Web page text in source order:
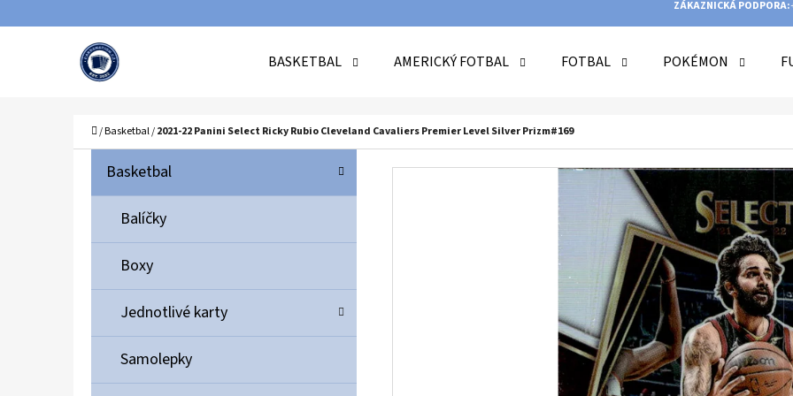
ZÁKAZNICKÁ PODPORA:
BASKETBAL AMERICKÝ FOTBAL FOTBAL POKÉMON
Domů
/Basketbal/2021-22 Panini Select Ricky Rubio Cleveland Cavaliers Premier Level Silver Prizm#169
Přeskočit
kategorie
K
T
G
R
E
Basketbal
Balíčky
Boxy
Jednotlivé karty
Samolepky
Zpět
Zpět
HLEDAT
DOPORUČUJEME